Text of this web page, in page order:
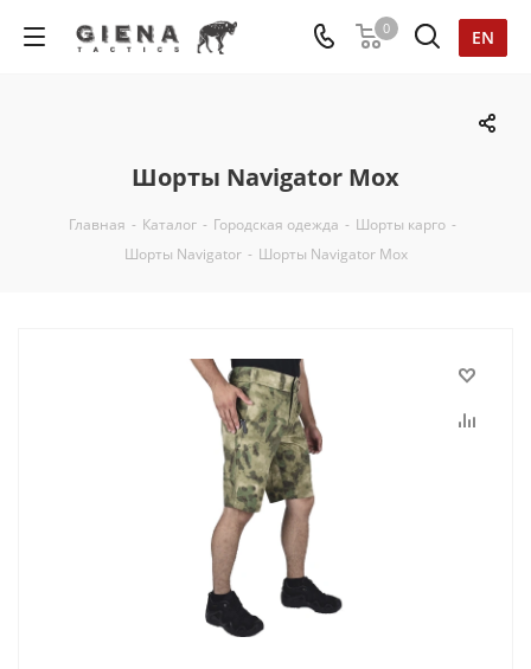
EN
0
Шорты Navigator Мох
Главная - Каталог - Городская одежда - Шорты карго -
Шорты Navigator - Шорты Navigator Мох